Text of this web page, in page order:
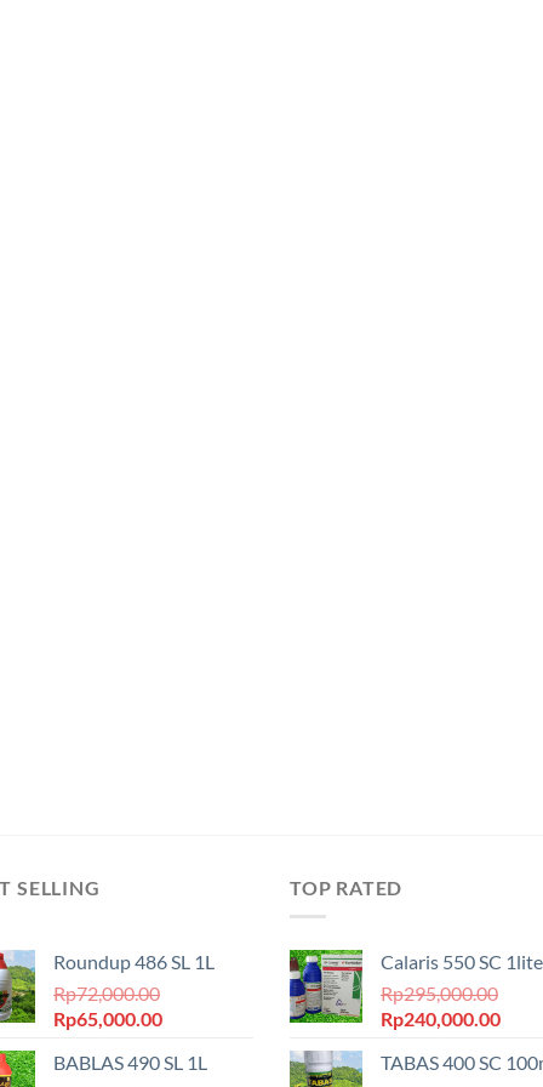
SELLING
Roundup 486 SL 1L
Rp72,000.00
Harga
adalah:
Rp65,000.00Harga
ini
BABLAS 490 SL 1L
TOP RATED
Calaris 550 SC
Rp295,000.00
Harga
adalah:
Rp240,000.00Harga
ini
TABAS 400 SC